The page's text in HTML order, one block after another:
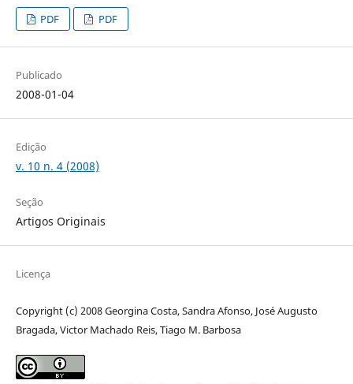
PDF PDF
Publicado
2008-01-04
Edição
v. 10 n. 4 (2008)
Seção
Artigos Originais
Licença
Copyright (c) 2008 Georgina Costa, Sandra Afonso, José Augusto
Bragada, Victor Machado Reis, Tiago M. Barbosa